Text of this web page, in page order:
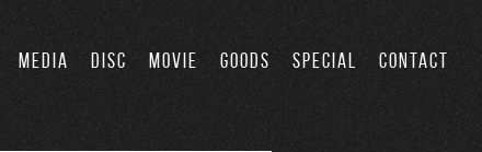
MEDIA DISC MOVIE GOODS SPECIAL CONTACT